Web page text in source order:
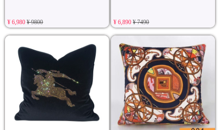
¥ 6,980¥ 9800 ¥ 6,890¥ 7490